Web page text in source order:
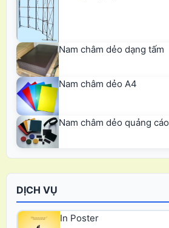
Nam châm dẻo dạng tấm
Nam châm dẻo A4
Nam châm dẻo quảng cáo
DỊCH VỤ
In Poster